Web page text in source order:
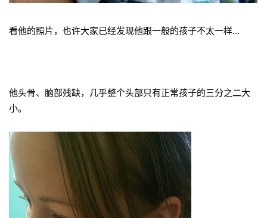
看他的照片，也许大家已经发现他跟一般的孩子不太一样…
他头骨、脑部残缺，几乎整个头部只有正常孩子的三分之二大
小。